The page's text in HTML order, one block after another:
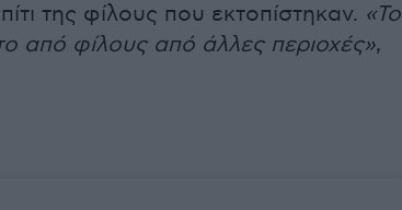
της φίλους που εκτοπίστηκαν. «Το
από φίλους από άλλες περιοχές»,